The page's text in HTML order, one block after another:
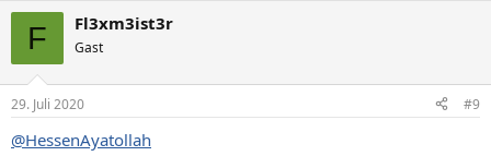
e
:
F Fl3xm3ist3r
Gast
29. Juli 2020 #9
@HessenAyatollah